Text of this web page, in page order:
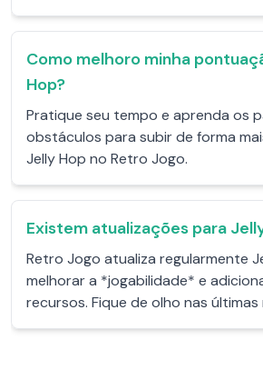
Como melhoro minha
Hop?
Pratique seu tempo e aprenda os
obstáculos para subir de forma
Jelly Hop no Retro Jogo.
Existem atualizações para
Retro Jogo atualiza regularmente
melhorar a *jogabilidade* e
recursos. Fique de olho nas últimas